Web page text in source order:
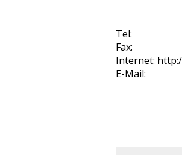
Tel:
Fax:
Internet:
E-Mail: